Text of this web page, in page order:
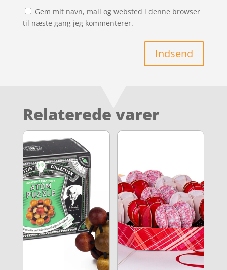
Gem mit navn, mail og websted i denne browser
til næste gang jeg kommenterer.
Indsend
Relaterede varer